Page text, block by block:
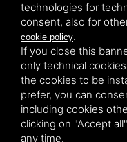
POLIZZA
REVO N.
Copyrights – 2026
Verde
Partita IVA
REA - Camera di
agenzia di viaggio:
102131 del 02
technologies for
consent, also for
cookie policy.
If you close this
only technical
the cookies to be
prefer, you can
including cookies
clicking on "Accept
any time.